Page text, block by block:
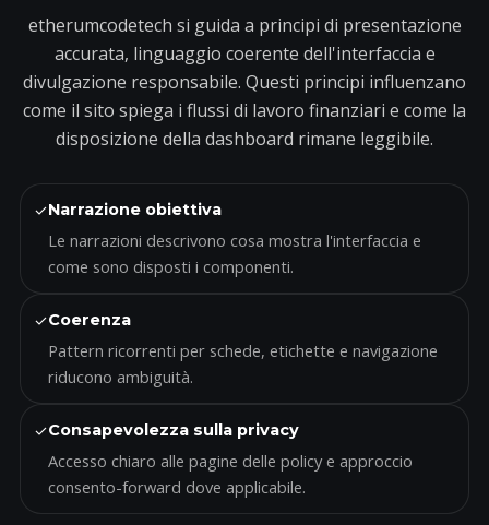
etherumcodetech si guida a principi di presentazione
accurata, linguaggio coerente dell'interfaccia e
divulgazione responsabile. Questi principi influenzano
come il sito spiega i flussi di lavoro finanziari e come la
disposizione della dashboard rimane leggibile.
✓Narrazione obiettiva
Le narrazioni descrivono cosa mostra l'interfaccia e
come sono disposti i componenti.
✓Coerenza
Pattern ricorrenti per schede, etichette e navigazione
riducono ambiguità.
✓Consapevolezza sulla privacy
Accesso chiaro alle pagine delle policy e approccio
consento-forward dove applicabile.